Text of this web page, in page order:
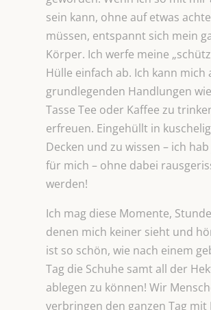
sein kann, ohne auf etwas
müssen, entspannt sich mein
Körper. Ich werfe meine
Hülle einfach ab. Ich kann mich
grundlegenden Handlungen
Tasse Tee oder Kaffee zu
erfreuen. Eingehüllt in
Decken und zu wissen – ich
für mich – ohne dabei
werden!
Ich mag diese Momente,
denen mich keiner sieht und
ist so schön, wie nach einem
Tag die Schuhe samt all der
ablegen zu können! Wir
verbringen den ganzen Tag mit